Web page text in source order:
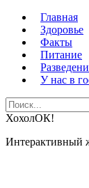
Главная
Здоровье
Факты
Питание
У нас в
Search
for:
ХохолОК!
Интерактивный